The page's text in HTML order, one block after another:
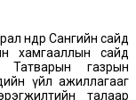
Сангийн сайд
хамгааллын сайд
Татварын газрын
үйл ажиллагааг
талаар